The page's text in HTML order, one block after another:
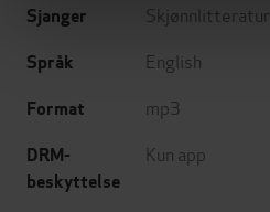
Sjanger Skjønnlitteratur
Språk English
Format mp3
DRM-
beskyttelse
Kun app